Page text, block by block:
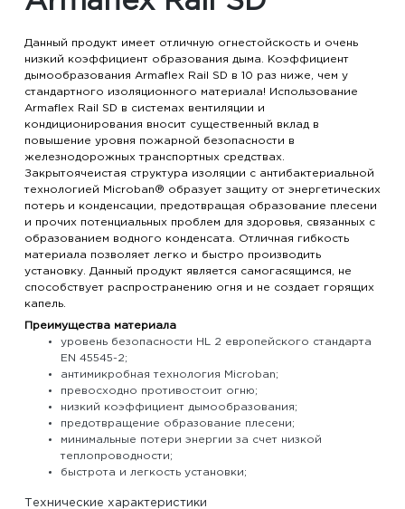
Данный продукт имеет отличную огнестойскость и очень
низкий коэффициент образования дыма. Коэффициент
дымообразования Armaflex Rail SD в 10 раз ниже, чем у
стандартного изоляционного материала! Использование
Armaflex Rail SD в системах вентиляции и
кондиционирования вносит существенный вклад в
повышение уровня пожарной безопасности в
железнодорожных транспортных средствах.
Закрытоячеистая структура изоляции с антибактериальной
технологией Microban® образует защиту от энергетических
потерь и конденсации, предотвращая образование плесени
и прочих потенциальных проблем для здоровья, связанных с
образованием водного конденсата. Отличная гибкость
материала позволяет легко и быстро производить
установку. Данный продукт является самогасящимся, не
способствует распространению огня и не создает горящих
капель.
Преимущества материала
уровень безопасности HL 2 европейского стандарта
EN 45545-2;
антимикробная технология Microban;
превосходно противостоит огню;
низкий коэффициент дымообразования;
предотвращение образование плесени;
минимальные потери энергии за счет низкой
теплопроводности;
быстрота и легкость установки;
Технические характеристики